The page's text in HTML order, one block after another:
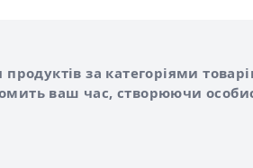
за категоріями
ваш час, створюючи